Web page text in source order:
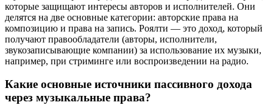
которые защищают интересы авторов и исполнителей. Они
делятся на две основные категории: авторские права на
композицию и права на запись. Роялти — это доход, который
получают правообладатели (авторы, исполнители,
звукозаписывающие компании) за использование их музыки,
например, при стриминге или воспроизведении на радио.
Какие основные источники пассивного дохода
через музыкальные права?